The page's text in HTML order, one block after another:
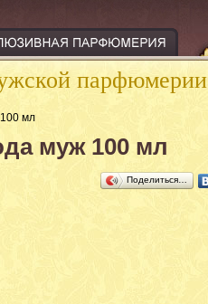
парфюмерии
мл
муж 100 мл
Поделиться…